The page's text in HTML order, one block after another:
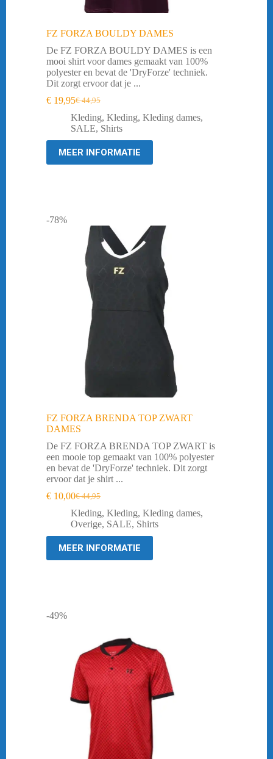
FZ FORZA BOULDY DAMES
De FZ FORZA BOULDY DAMES is een
mooi shirt voor dames gemaakt van 100%
polyester en bevat de 'DryForze' techniek.
Dit zorgt ervoor dat je ...
€44,95
Oorspronkelijke
prijs
was:
€ 44,95.
€ 19,95Huidige
prijs
is:
€ 19,95.
Kleding, Kleding, Kleding dames,
SALE, Shirts
MEER INFORMATIE
-78%
FZ FORZA BRENDA TOP ZWART
DAMES
De FZ FORZA BRENDA TOP ZWART is
een mooie top gemaakt van 100% polyester
en bevat de 'DryForze' techniek. Dit zorgt
ervoor dat je shirt ...
€44,95
Oorspronkelijke
prijs
was:
€ 44,95.
€ 10,00Huidige
prijs
is:
€ 10,00.
Kleding, Kleding, Kleding dames,
Overige, SALE, Shirts
MEER INFORMATIE
-49%